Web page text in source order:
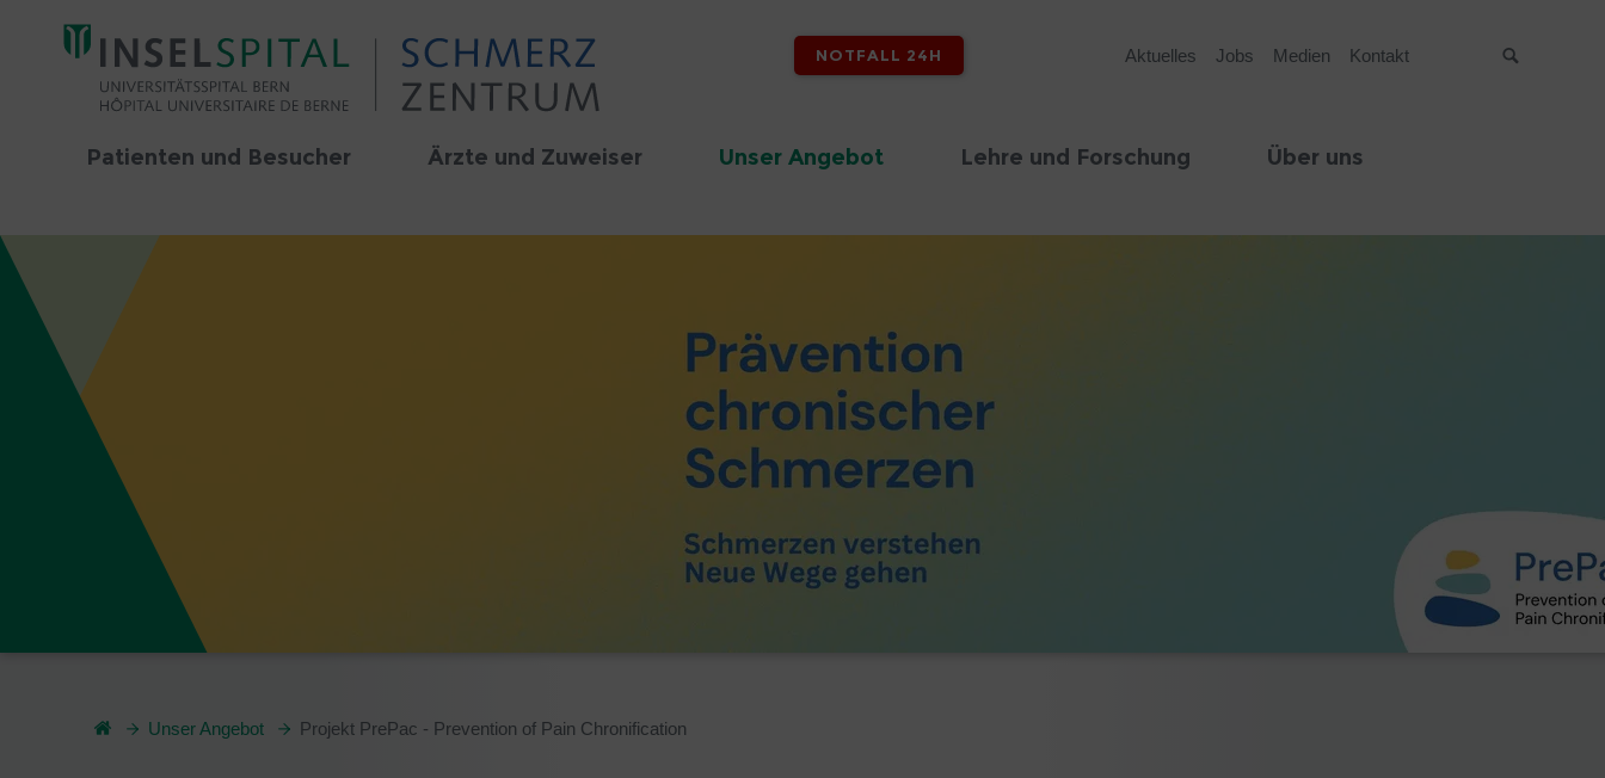
NOTFALL 24H Aktuelles Jobs Medien Kontakt
Patienten und Besucher Ärzte und Zuweiser Unser Angebot Lehre und Forschung Über uns
Unser Angebot Projekt PrePac - Prevention of Pain Chronification